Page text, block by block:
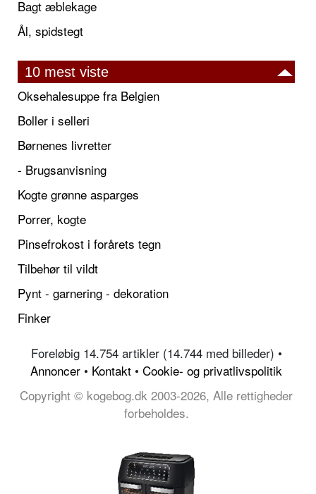
Bagt æblekage
Ål, spidstegt
10 mest viste
Oksehalesuppe fra Belgien
Boller i selleri
Børnenes livretter
- Brugsanvisning
Kogte grønne asparges
Porrer, kogte
Pinsefrokost i forårets tegn
Tilbehør til vildt
Pynt - garnering - dekoration
Finker
Foreløbig 14.754 artikler (14.744 med billeder) •
Annoncer • Kontakt • Cookie- og privatlivspolitik
Copyright © kogebog.dk 2003-2026, Alle rettigheder
forbeholdes.